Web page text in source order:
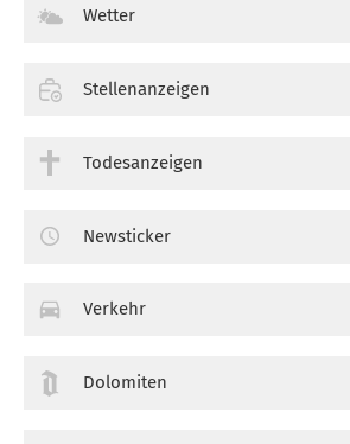
Wetter
Stellenanzeigen
Todesanzeigen
Newsticker
Verkehr
Dolomiten